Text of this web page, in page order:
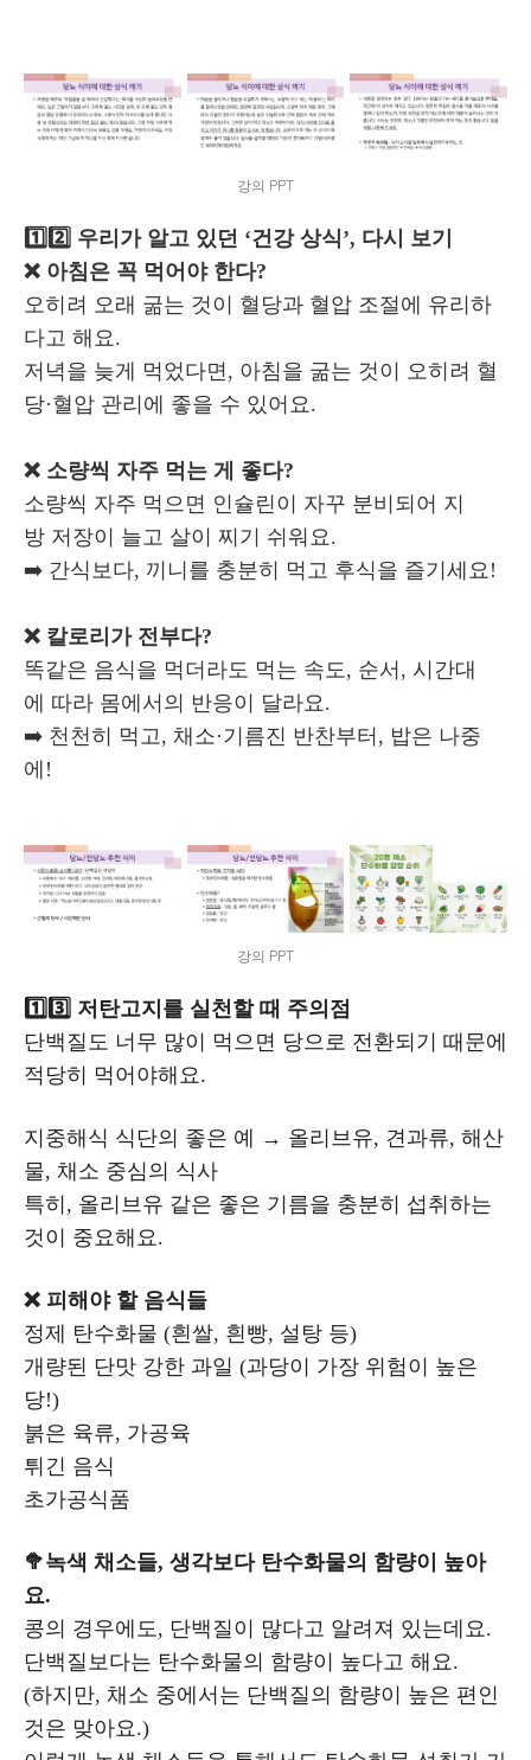
강의 PPT
1️⃣2️⃣ 우리가 알고 있던 ‘건강 상식’, 다시 보기
❌ 아침은 꼭 먹어야 한다?
오히려 오래 굶는 것이 혈당과 혈압 조절에 유리하
다고 해요.
저녁을 늦게 먹었다면, 아침을 굶는 것이 오히려 혈
당·혈압 관리에 좋을 수 있어요.
❌ 소량씩 자주 먹는 게 좋다?
소량씩 자주 먹으면 인슐린이 자꾸 분비되어 지
방 저장이 늘고 살이 찌기 쉬워요.
➡️ 간식보다, 끼니를 충분히 먹고 후식을 즐기세요!
❌ 칼로리가 전부다?
똑같은 음식을 먹더라도 먹는 속도, 순서, 시간대
에 따라 몸에서의 반응이 달라요.
➡️ 천천히 먹고, 채소·기름진 반찬부터, 밥은 나중
에!
강의 PPT
1️⃣3️⃣ 저탄고지를 실천할 때 주의점
단백질도 너무 많이 먹으면 당으로 전환되기 때문에
적당히 먹어야해요.
지중해식 식단의 좋은 예
→ 올리브유, 견과류, 해산
물, 채소 중심의 식사
특히, 올리브유 같은 좋은 기름을 충분히 섭취하는
것이 중요해요.
❌ 피해야 할 음식들
정제 탄수화물 (흰쌀, 흰빵, 설탕 등)
개량된 단맛 강한 과일 (과당이 가장 위험이 높은
당!)
붉은 육류, 가공육
튀긴 음식
초가공식품
🥦녹색 채소들, 생각보다 탄수화물의 함량이 높아
요.
콩의 경우에도, 단백질이 많다고 알려져 있는데요.
단백질보다는 탄수화물의 함량이 높다고 해요.
(하지만, 채소 중에서는 단백질의 함량이 높은 편인
것은 맞아요.)